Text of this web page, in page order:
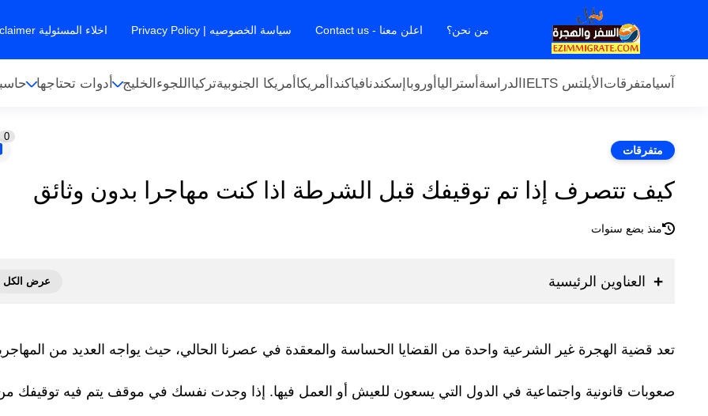
من نحن؟ اعلن معنا - Contact us سياسة الخصوصيه | Privacy Policy اخلاء المسئولية Disclaimer
آسيامتفرقات الأيلتس IELTS الدراسة أستراليا أوروبا إسكندنافياكندا أمريكا أمريكا الجنوبيةتركيا اللجوء الخليج أدوات تحتاجها
متفرقات
0
كيف تتصرف إذا تم توقيفك قبل الشرطة اذا كنت مهاجرا بدون وثائق
منذ بضع سنوات
العناوين الرئيسية
تعد قضية الهجرة غير الشرعية واحدة من القضايا الحساسة والمعقدة في عصرنا الحالي، حيث يواجه العديد من
صعوبات قانونية واجتماعية في الدول التي يسعون للعيش أو العمل فيها. إذا وجدت نفسك في موقف يتم فيه توقيفك